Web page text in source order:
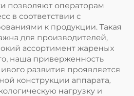
позволяют операторам
в соответствии с
к продукции. Такая
для производителей,
ассортимент жареных
наша приверженность
развития проявляется
конструкции аппарата,
нагрузку и